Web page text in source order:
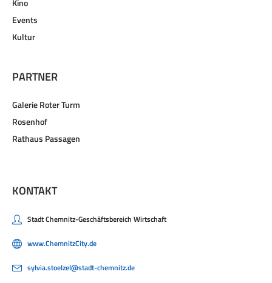
Kino
Events
Kultur
PARTNER
Galerie Roter Turm
Rosenhof
Rathaus Passagen
KONTAKT
Stadt Chemnitz-Geschäftsbereich Wirtschaft
www.ChemnitzCity.de
sylvia.stoelzel@stadt-chemnitz.de